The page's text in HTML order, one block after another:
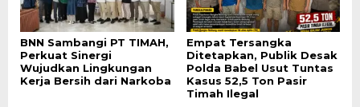
BNN Sambangi PT TIMAH,
Perkuat Sinergi
Wujudkan Lingkungan
Kerja Bersih dari Narkoba
Empat Tersangka
Ditetapkan, Publik Desak
Polda Babel Usut Tuntas
Kasus 52,5 Ton Pasir
Timah Ilegal